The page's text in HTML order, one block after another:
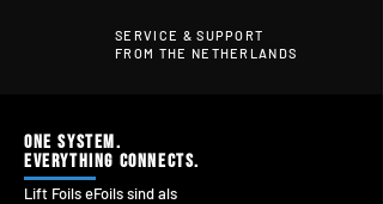
SERVICE & SUPPORT
FROM THE NETHERLANDS
ONE SYSTEM.
EVERYTHING CONNECTS.
Lift Foils eFoils sind als